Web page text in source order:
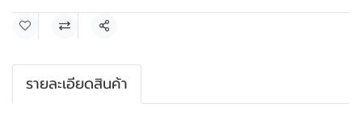
แชร์
รายละเอียดสินค้า